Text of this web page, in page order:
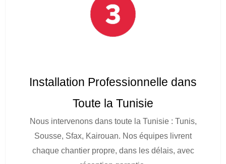
Installation Professionnelle dans
Toute la Tunisie
Nous intervenons dans toute la Tunisie : Tunis,
Sousse, Sfax, Kairouan. Nos équipes livrent
chaque chantier propre, dans les délais, avec